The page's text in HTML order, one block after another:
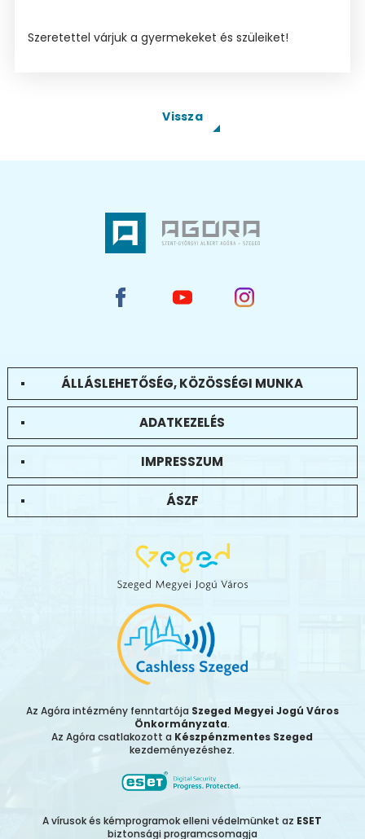
Szeretettel várjuk a gyermekeket és szüleiket!
Vissza
ÁLLÁSLEHETŐSÉG, KÖZÖSSÉGI MUNKA
ADATKEZELÉS
IMPRESSZUM
ÁSZF
Az Agóra intézmény fenntartója Szeged Megyei Jogú Város
Önkormányzata.
Az Agóra csatlakozott a Készpénzmentes Szeged
kezdeményezéshez.
A vírusok és kémprogramok elleni védelmünket az ESET
biztonsági programcsomagja